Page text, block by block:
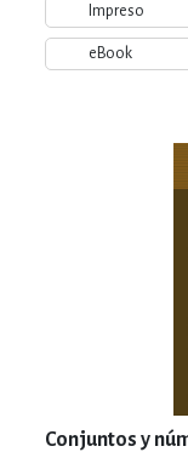
Impreso
eBook
Conjuntos y